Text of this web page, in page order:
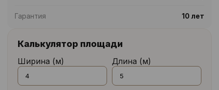
Гарантия 10 лет
Калькулятор площади
Ширина (м) Длина (м)